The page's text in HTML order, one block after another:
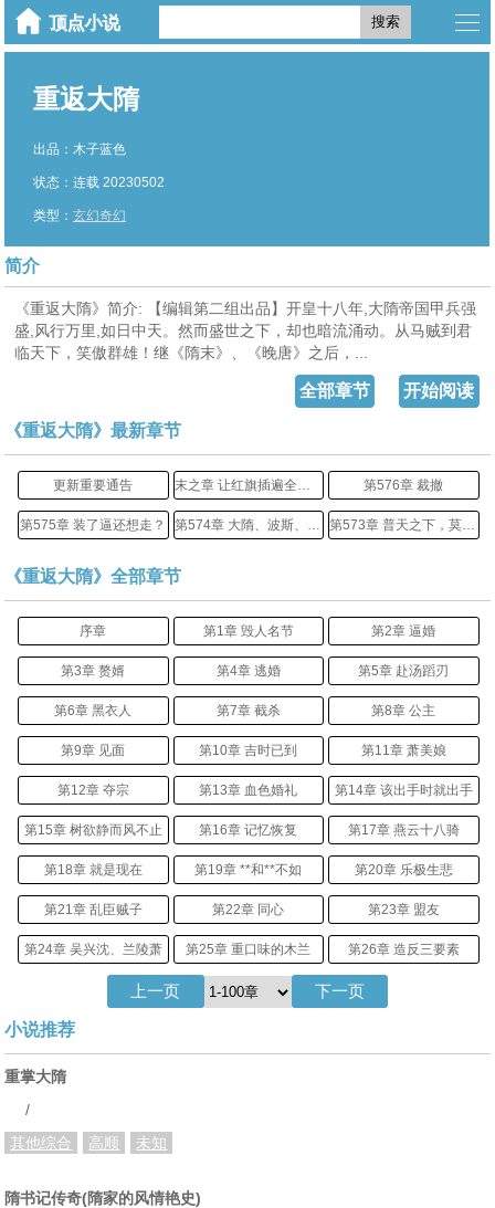
搜索
重返大隋
出品：木子蓝色
状态：连载 20230502
类型：玄幻奇幻
简介
《重返大隋》简介: 【编辑第二组出品】开皇十八年,大隋帝国甲兵强
盛,风行万里,如日中天。然而盛世之下，却也暗流涌动。从马贼到君
临天下，笑傲群雄！继《隋末》、《晚唐》之后，...
开始阅读
全部章节
《重返大隋》最新章节
更新重要通告 末之章 让红旗插遍全球！ 第576章 裁撤
第575章 装了逼还想走？ 第574章 大隋、波斯、罗马和西域 第573章 普天之下，莫非王土
《重返大隋》全部章节
序章 第1章 毁人名节 第2章 逼婚
第3章 赘婿 第4章 逃婚 第5章 赴汤蹈刃
第6章 黑衣人 第7章 截杀 第8章 公主
第9章 见面 第10章 吉时已到 第11章 萧美娘
第12章 夺宗 第13章 血色婚礼 第14章 该出手时就出手
第15章 树欲静而风不止 第16章 记忆恢复 第17章 燕云十八骑
第18章 就是现在 第19章 **和**不如 第20章 乐极生悲
第21章 乱臣贼子 第22章 同心 第23章 盟友
第24章 吴兴沈、兰陵萧 第25章 重口味的木兰 第26章 造反三要素
第28章 掌权 第29章 茶与故事
第30章 龙舌
第33章 那一瞬的温柔
第39章 杨广的私生子
第42章 我的女人，绝不送人！
上一页 下一页
小说推荐
重掌大隋
/
其他综合
高顺 未知
隋书记传奇(隋家的风情艳史)